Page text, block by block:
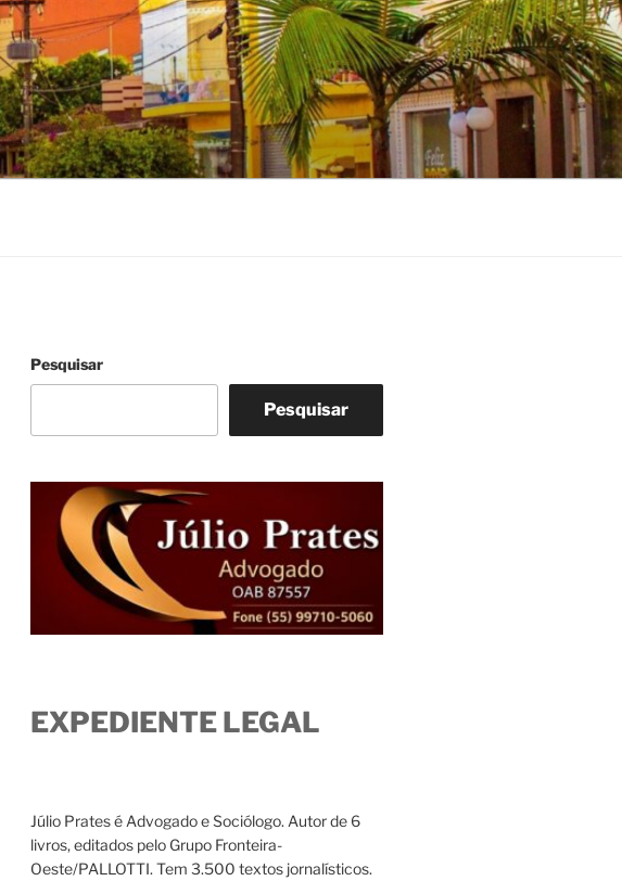
Pesquisar
Pesquisar
EXPEDIENTE LEGAL
Júlio Prates é Advogado e Sociólogo. Autor de 6
livros, editados pelo Grupo Fronteira-
Oeste/PALLOTTI. Tem 3.500 textos jornalísticos.